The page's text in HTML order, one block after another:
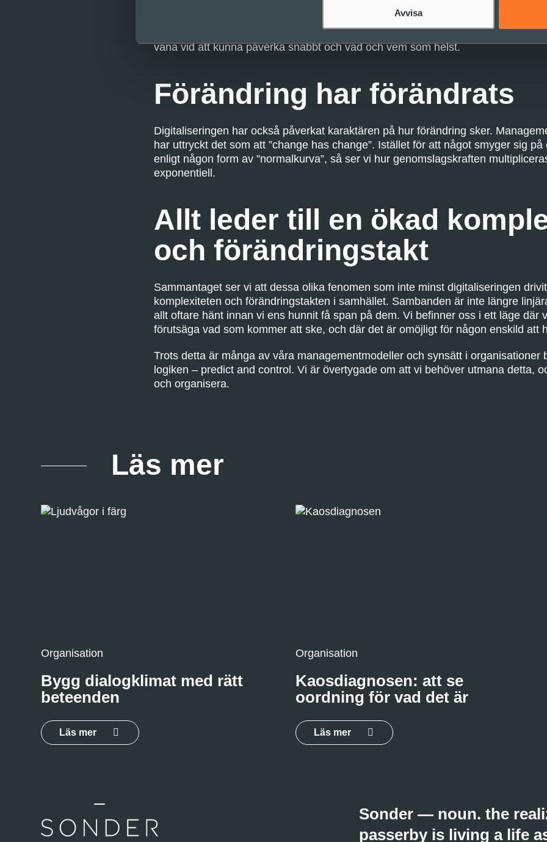
Avvisa
vad vi kallar generationerna så kan vi konstatera att de är individualister, men
som vill göra gott, påverka och dela värderingar. De har all världens kunskap
vana vid att kunna påverka snabbt och vad och vem som helst.
Förändring har förändrats
Digitaliseringen har också påverkat karaktären på hur förändring sker.
har uttryckt det som att ”change has change”. Istället för att något smyger sig
enligt någon form av ”normalkurva”, så ser vi hur genomslagskraften
exponentiell.
Allt leder till en ökad
och förändringstakt
Sammantaget ser vi att dessa olika fenomen som inte minst digitaliseringen
komplexiteten och förändringstakten i samhället. Sambanden är inte längre
allt oftare hänt innan vi ens hunnit få span på dem. Vi befinner oss i ett läge där
förutsäga vad som kommer att ske, och där det är omöjligt för någon enskild att
Trots detta är många av våra managementmodeller och synsätt i organisationer
logiken – predict and control. Vi är övertygade om att vi behöver utmana detta,
och organisera.
Läs mer
Organisation
Bygg dialogklimat med rätt
beteenden
Läs mer
Organisation
Kaosdiagnosen: att se
oordning för vad det är
Läs mer
Sonder — noun. the
passerby is living a life